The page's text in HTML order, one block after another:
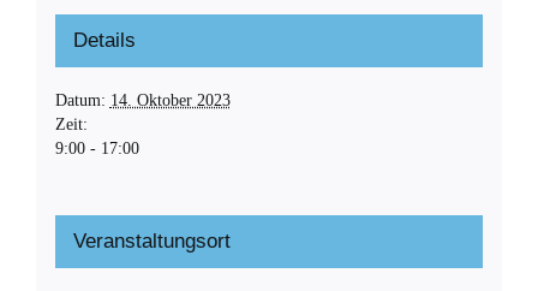
Details
Datum: 14. Oktober 2023
Zeit:
9:00 - 17:00
Veranstaltungsort